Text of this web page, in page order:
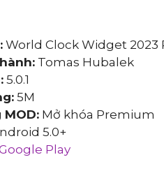
World Clock Widget 2023
Tomas Hubalek
5.0.1
5M
MOD: Mở khóa Premium
5.0+
Play